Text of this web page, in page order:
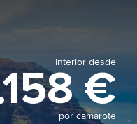
Interior desde
€
por camarote